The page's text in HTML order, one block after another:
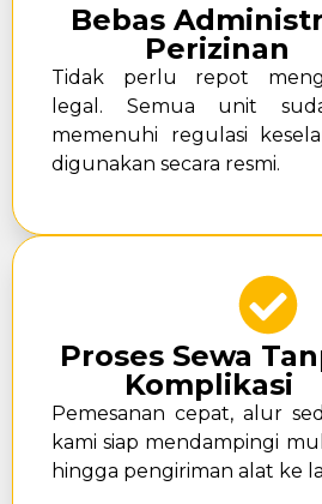
Bebas
Perizinan
Tidak perlu repot
legal. Semua unit
memenuhi regulasi
digunakan secara resmi.
Proses Sewa
Komplikasi
Pemesanan cepat, alur
kami siap mendampingi
hingga pengiriman alat ke